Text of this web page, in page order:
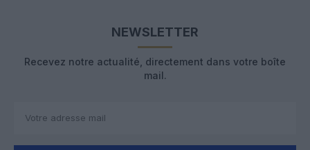
NEWSLETTER
Recevez notre actualité, directement dans votre boîte
mail.